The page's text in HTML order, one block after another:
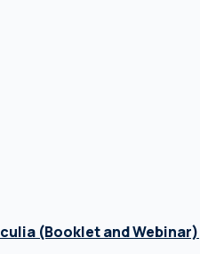
(Booklet and Webinar)